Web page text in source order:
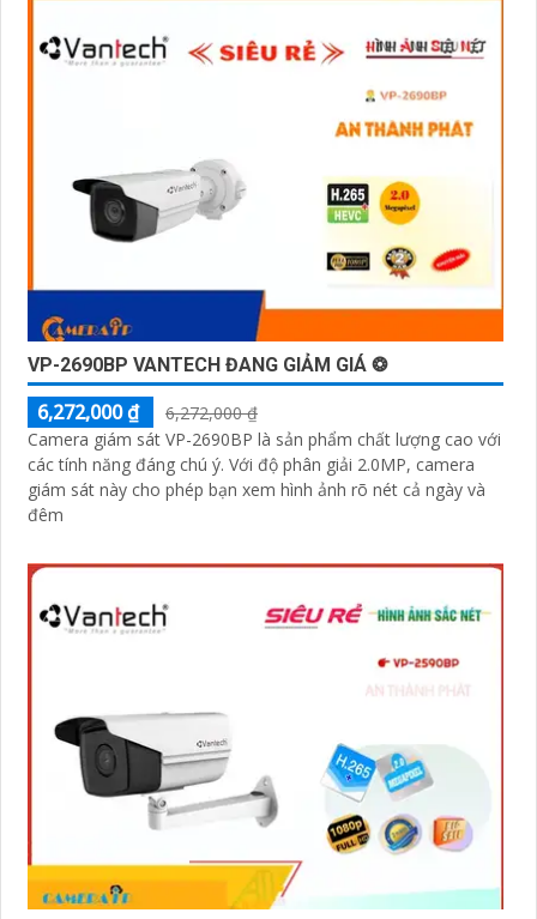
VP-2690BP VANTECH ĐANG GIẢM GIÁ ❂
6,272,000 ₫
6,272,000 ₫
Camera giám sát VP-2690BP là sản phẩm chất lượng cao với
các tính năng đáng chú ý. Với độ phân giải 2.0MP, camera
giám sát này cho phép bạn xem hình ảnh rõ nét cả ngày và
đêm